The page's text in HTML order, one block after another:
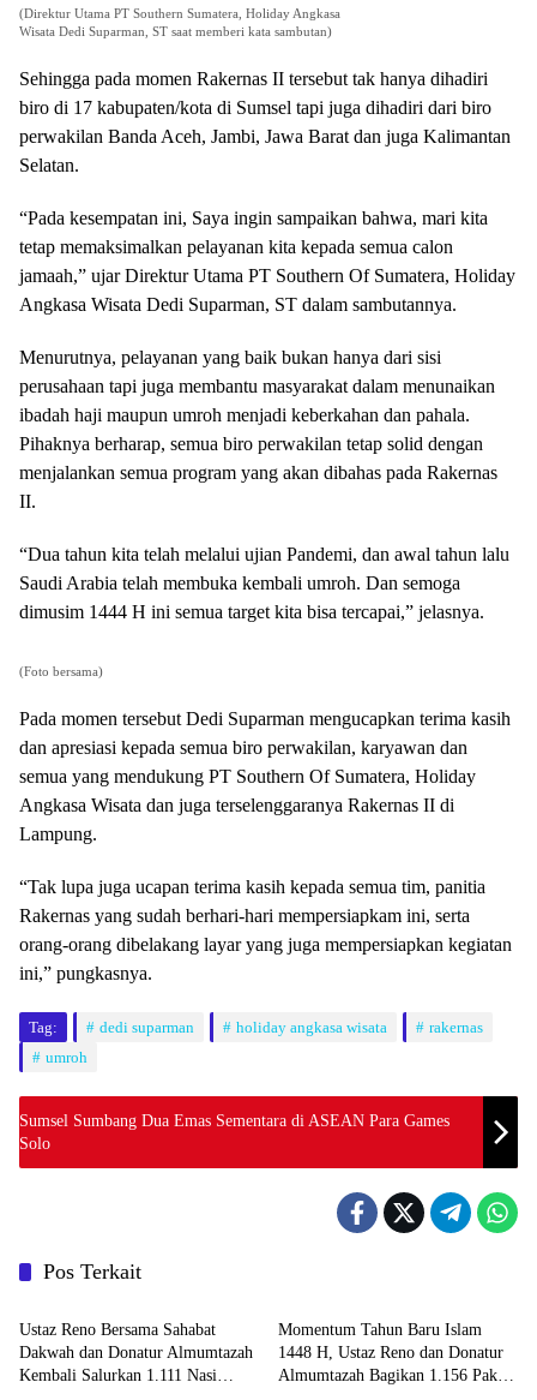
(Direktur Utama PT Southern Sumatera, Holiday Angkasa
Wisata Dedi Suparman, ST saat memberi kata sambutan)
Sehingga pada momen Rakernas II tersebut tak hanya dihadiri
biro di 17 kabupaten/kota di Sumsel tapi juga dihadiri dari biro
perwakilan Banda Aceh, Jambi, Jawa Barat dan juga Kalimantan
Selatan.
“Pada kesempatan ini, Saya ingin sampaikan bahwa, mari kita
tetap memaksimalkan pelayanan kita kepada semua calon
jamaah,” ujar Direktur Utama PT Southern Of Sumatera, Holiday
Angkasa Wisata Dedi Suparman, ST dalam sambutannya.
Menurutnya, pelayanan yang baik bukan hanya dari sisi
perusahaan tapi juga membantu masyarakat dalam menunaikan
ibadah haji maupun umroh menjadi keberkahan dan pahala.
Pihaknya berharap, semua biro perwakilan tetap solid dengan
menjalankan semua program yang akan dibahas pada Rakernas
II.
“Dua tahun kita telah melalui ujian Pandemi, dan awal tahun lalu
Saudi Arabia telah membuka kembali umroh. Dan semoga
dimusim 1444 H ini semua target kita bisa tercapai,” jelasnya.
(Foto bersama)
Pada momen tersebut Dedi Suparman mengucapkan terima kasih
dan apresiasi kepada semua biro perwakilan, karyawan dan
semua yang mendukung PT Southern Of Sumatera, Holiday
Angkasa Wisata dan juga terselenggaranya Rakernas II di
Lampung.
“Tak lupa juga ucapan terima kasih kepada semua tim, panitia
Rakernas yang sudah berhari-hari mempersiapkam ini, serta
orang-orang dibelakang layar yang juga mempersiapkan kegiatan
ini,” pungkasnya.
Tag: dedi suparman holiday angkasa wisata
rakernas
umroh
Sumsel Sumbang Dua Emas Sementara di ASEAN Para Games
Solo
Pos Terkait
Religi
Ustaz Reno Bersama Sahabat
Dakwah dan Donatur Almumtazah
Kembali Salurkan 1.111 Nasi
Momentum Tahun Baru Islam
1448 H, Ustaz Reno dan Donatur
Almumtazah Bagikan 1.156 Paket
Religi Religi